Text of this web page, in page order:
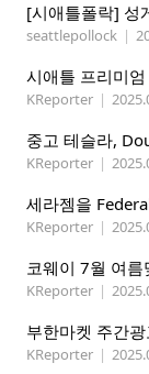
seattlepollock |
KReporter |
KReporter |
세라젬을
KReporter |
코웨이 7월 여
KReporter |
부한마켓 주간
KReporter |